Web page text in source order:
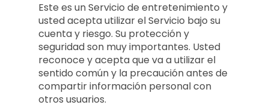
Este es un Servicio de entretenimiento y
usted acepta utilizar el Servicio bajo su
cuenta y riesgo. Su protección y
seguridad son muy importantes. Usted
reconoce y acepta que va a utilizar el
sentido común y la precaución antes de
compartir información personal con
otros usuarios.